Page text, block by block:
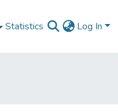
Statistics Log In